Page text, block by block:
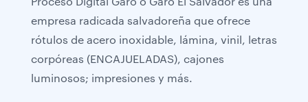
empresa radicada salvadoreña que ofrece
rótulos de acero inoxidable, lámina, vinil, letras
corpóreas (ENCAJUELADAS), cajones
luminosos; impresiones y más.